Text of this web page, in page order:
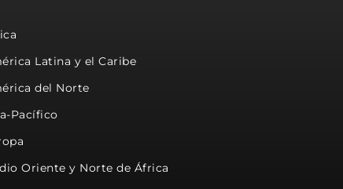
Latina y el Caribe
del Norte
Pacífico
Oriente y Norte de África